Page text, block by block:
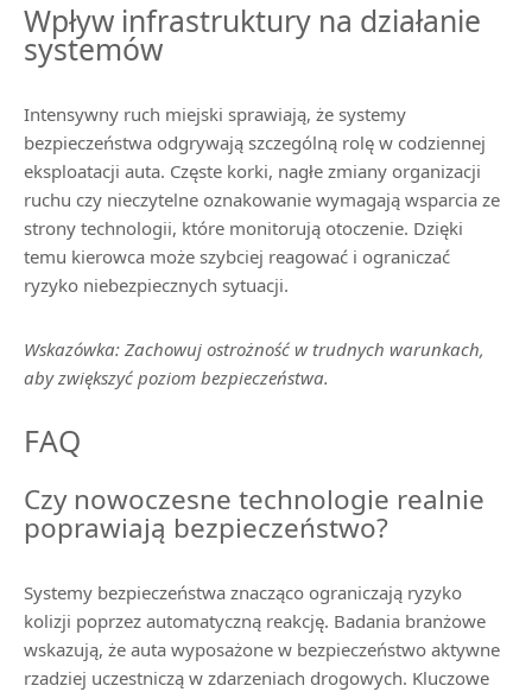
Wpływ infrastruktury na działanie
systemów
Intensywny ruch miejski sprawiają, że systemy
bezpieczeństwa odgrywają szczególną rolę w codziennej
eksploatacji auta. Częste korki, nagłe zmiany organizacji
ruchu czy nieczytelne oznakowanie wymagają wsparcia ze
strony technologii, które monitorują otoczenie. Dzięki
temu kierowca może szybciej reagować i ograniczać
ryzyko niebezpiecznych sytuacji.
Wskazówka: Zachowuj ostrożność w trudnych warunkach,
aby zwiększyć poziom bezpieczeństwa.
FAQ
Czy nowoczesne technologie realnie
poprawiają bezpieczeństwo?
Systemy bezpieczeństwa znacząco ograniczają ryzyko
kolizji poprzez automatyczną reakcję. Badania branżowe
wskazują, że auta wyposażone w bezpieczeństwo aktywne
rzadziej uczestniczą w zdarzeniach drogowych. Kluczowe